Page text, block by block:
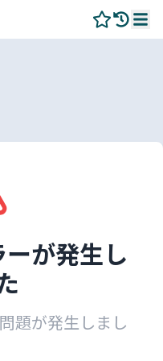
が発生し
題が発生しまし